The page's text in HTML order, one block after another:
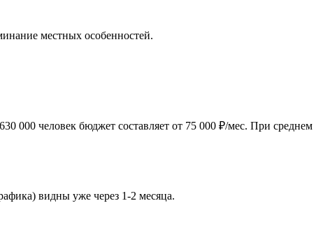
местных особенностей.
000 человек бюджет составляет от 75 000 ₽/мес. При среднем
видны уже через 1-2 месяца.